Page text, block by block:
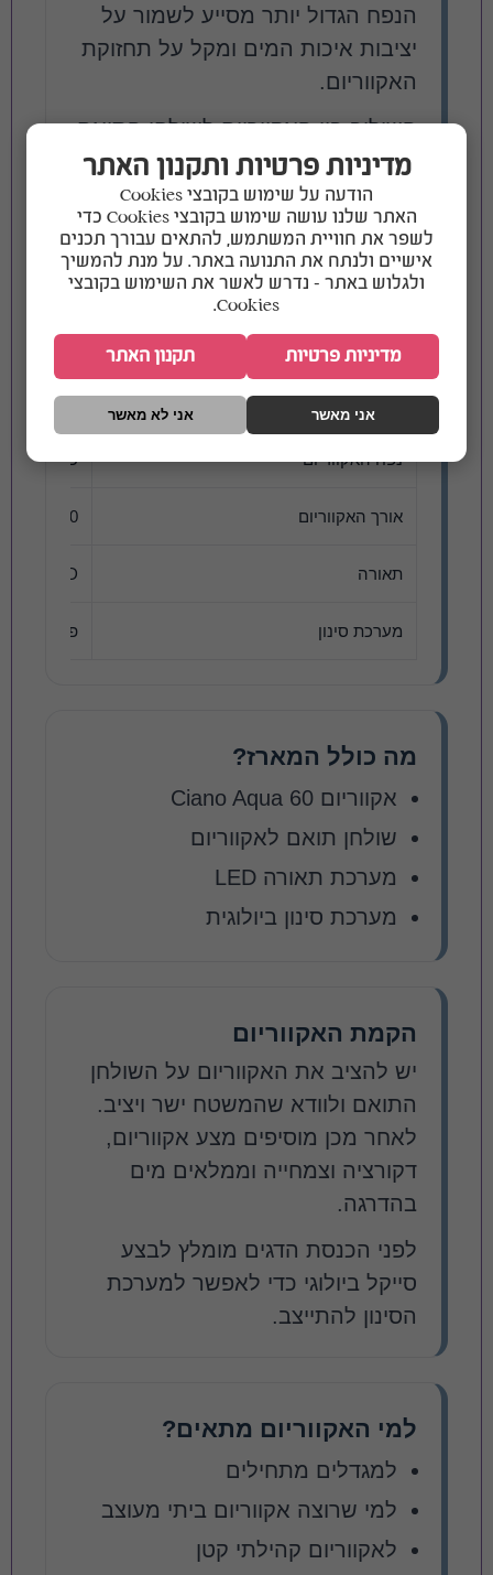
מדיניות פרטיות ותקנון האתר
הודעה על שימוש בקובצי Cookies
האתר שלנו עושה שימוש בקובצי Cookies כדי
לשפר את חוויית המשתמש, להתאים עבורך תכנים
אישיים ולנתח את התנועה באתר. על מנת להמשיך
ולגלוש באתר – נדרש לאשר את השימוש בקובצי
Cookies.
מדיניות פרטיות תקנון האתר
אני מאשר אני לא מאשר
הנפח הגדול יותר מסייע לשמור על
יציבות איכות המים ומקל על תחזוקת
האקווריום.
השילוב בין האקווריום לשולחן התואם
יוצר פתרון אסתטי ומעוצב המאפשר
להציב את האקווריום בצורה בטוחה
ויפה בכל חלל בבית.
נתונים טכניים
פרט נתון
נפח האקווריום כ-58 ליטר
אורך האקווריום 60 ס"מ
תאורה LED
מערכת סינון פילטר
מה כולל המארז?
אקווריום Ciano Aqua 60
שולחן תואם לאקווריום
מערכת תאורה LED
מערכת סינון ביולוגית
הקמת האקווריום
יש להציב את האקווריום על השולחן
התואם ולוודא שהמשטח ישר ויציב.
לאחר מכן מוסיפים מצע אקווריום,
דקורציה וצמחייה וממלאים מים
בהדרגה.
לפני הכנסת הדגים מומלץ לבצע
סייקל ביולוגי כדי לאפשר למערכת
הסינון להתייצב.
למי האקווריום מתאים?
למגדלים מתחילים
למי שרוצה אקווריום ביתי מעוצב
לאקווריום קהילתי קטן